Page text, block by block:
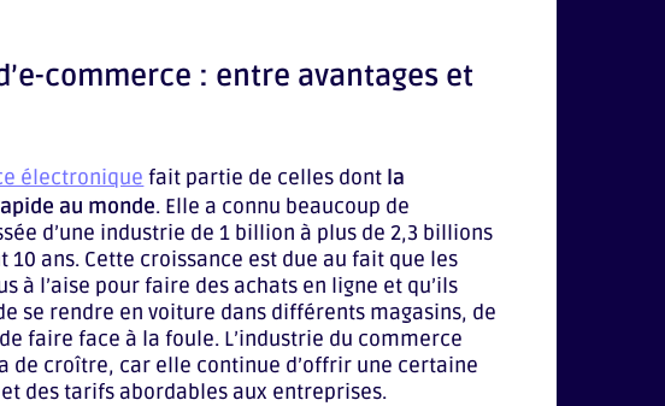
commerce : entre avantages et
électronique fait partie de celles dont la
au monde. Elle a connu beaucoup de
d’une industrie de 1 billion à plus de 2,3 billions
10 ans. Cette croissance est due au fait que les
à l’aise pour faire des achats en ligne et qu’ils
se rendre en voiture dans différents magasins, de
faire face à la foule. L’industrie du commerce
de croître, car elle continue d’offrir une certaine
des tarifs abordables aux entreprises.